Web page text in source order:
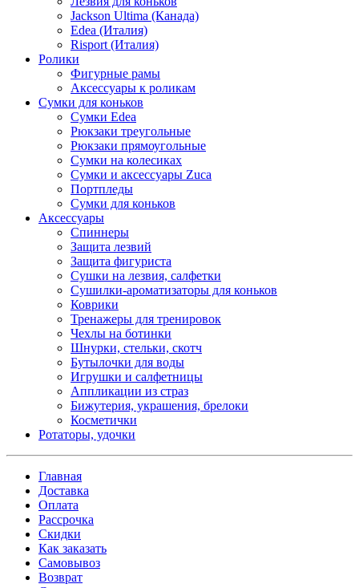
Jackson Ultima (Канада)
Edea (Италия)
Risport (Италия)
Ролики
Фигурные рамы
Аксессуары к роликам
Сумки для коньков
Сумки Edea
Рюкзаки треугольные
Рюкзаки прямоугольные
Сумки на колесиках
Сумки и аксессуары Zuca
Портпледы
Сумки для коньков
Аксессуары
Спиннеры
Защита лезвий
Защита фигуриста
Сушки на лезвия, салфетки
Сушилки-ароматизаторы для коньков
Коврики
Тренажеры для тренировок
Чехлы на ботинки
Шнурки, стельки, скотч
Бутылочки для воды
Игрушки и салфетницы
Аппликации из страз
Бижутерия, украшения, брелоки
Косметички
Ротаторы, удочки
Главная
Доставка
Оплата
Рассрочка
Скидки
Как заказать
Самовывоз
Возврат